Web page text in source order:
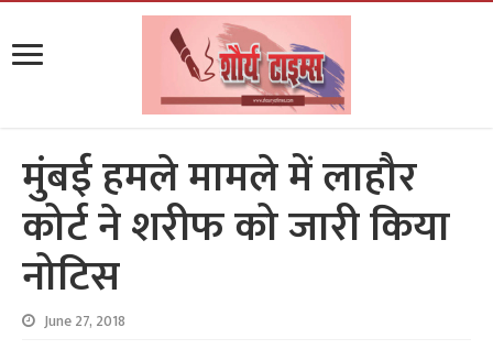
मुंबई हमले मामले में लाहौर
कोर्ट ने शरीफ को जारी किया
नोटिस
June 27, 2018